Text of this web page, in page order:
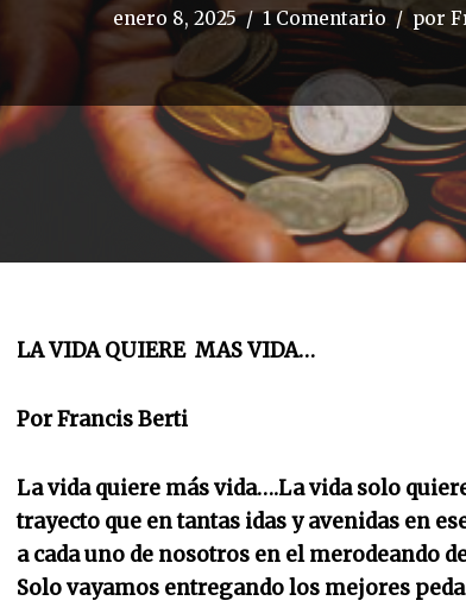
enero 8, 2025 1 Comentario por
LA VIDA QUIERE MAS VIDA…
Por Francis Berti
La vida quiere más vida….La vida solo
trayecto que en tantas idas y avenidas en
a cada uno de nosotros en el merodeando
Solo vayamos entregando los mejores